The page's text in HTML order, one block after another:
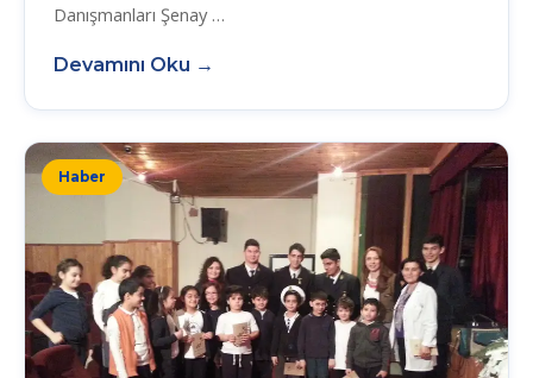
Danışmanları Şenay …
Devamını Oku →
Haber